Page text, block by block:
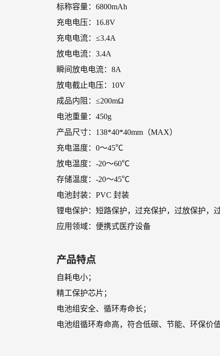
标称容量：6800mAh
充电电压：16.8V
充电电流：≤3.4A
放电电流：3.4A
瞬间放电电流：8A
放电截止电压：10V
成品内阻：≤200mΩ
电池重量：450g
产品尺寸：138*40*40mm（MAX）
充电温度：0～45℃
放电温度：-20～60℃
存储温度：-20～45℃
电池封装：PVC 封装
锂电保护：短路保护，过充保护，过放保护，
应用领域：便携式医疗设备
产品特点
自耗电小；
精工保护芯片；
电池组安全、循环寿命长；
电池组循环寿命高，符合低碳、节能、环保价